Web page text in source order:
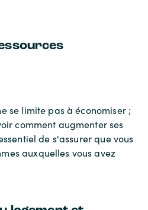
se limite pas à économiser ;
comment augmenter ses
de s'assurer que vous
auxquelles vous avez